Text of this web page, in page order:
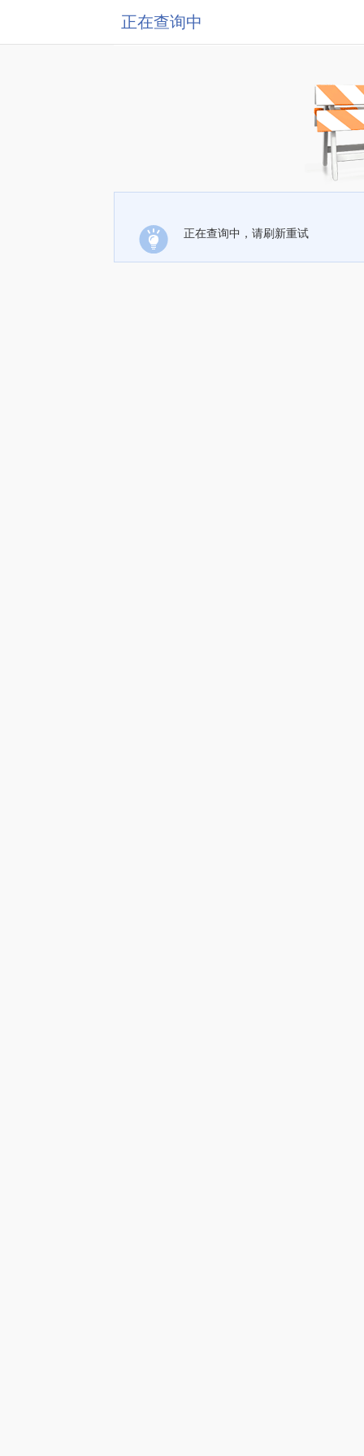
正在查询中
正在查询中，请刷新重试